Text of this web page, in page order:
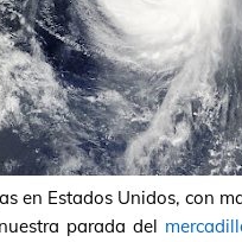
en Estados Unidos, con
parada del